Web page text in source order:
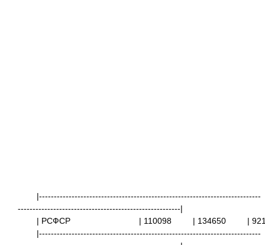
|---------------------------------------------------------------------------
-------------------------------------------------------|
| РСФСР
| 110098 | 134650
|
|---------------------------------------------------------------------------